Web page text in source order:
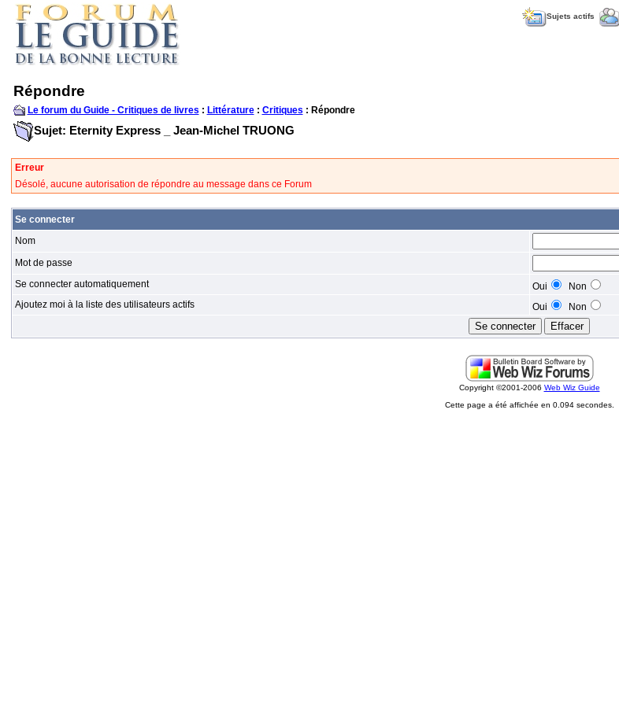
Sujets actifs
Répondre
Le forum du Guide - Critiques de livres : Littérature: Critiques : Répondre
Sujet: Eternity Express _ Jean-Michel TRUONG
Erreur
Désolé, aucune autorisation de répondre au message dans ce Forum
Se connecter
Nom
Mot de passe
Se connecter automatiquement
Oui
Non
Ajoutez moi à la liste des utilisateurs actifs
Oui Non
Copyright ©2001-2006 Web Wiz Guide
Cette page a été affichée en 0.094 secondes.